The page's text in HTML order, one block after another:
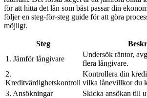
för att hitta det lån som bäst passar din
följer en steg-för-steg guide för att göra
möjligt.
Steg
1. Jämför långivare
Undersök räntor,
flera långivare.
2.
Kreditvärdighetskontroll
Kontrollera din
vilka lånevillkor du
3. Ansökningar
Skicka ansökan till